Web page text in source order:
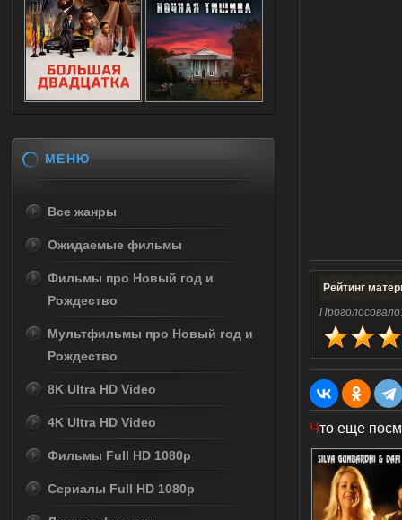
Рейтинг
Что еще
МЕНЮ
Все жанры
Ожидаемые фильмы
Фильмы про Новый год и
Рождество
Мультфильмы про Новый год и
Рождество
8K Ultra HD Video
4K Ultra HD Video
Фильмы Full HD 1080p
Сериалы Full HD 1080p